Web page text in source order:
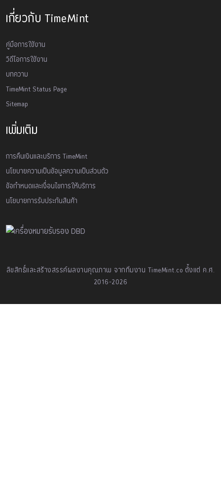
เกี่ยวกับ TimeMint
คู่มือการใช้งาน
วิดีโอการใช้งาน
บทความ
TimeMint Status Page
Sitemap
เพิ่มเติม
การคืนเงินและบริการ TimeMint
นโยบายความเป็นข้อมูลความเป็นส่วนตัว
ข้อกำหนดและเงื่อนไขการให้บริการ
นโยบายการรับประกันสินค้า
ลิขสิทธิ์และสร้างสรรค์ผลงานคุณภาพ จากทีมงาน TimeMint.co ตั้งแต่ ค.ศ.
2016-2026